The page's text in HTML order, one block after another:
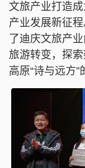
文旅产业打造
产业发展新征
了迪庆文旅产
旅游转变，探
高原“诗与远方”